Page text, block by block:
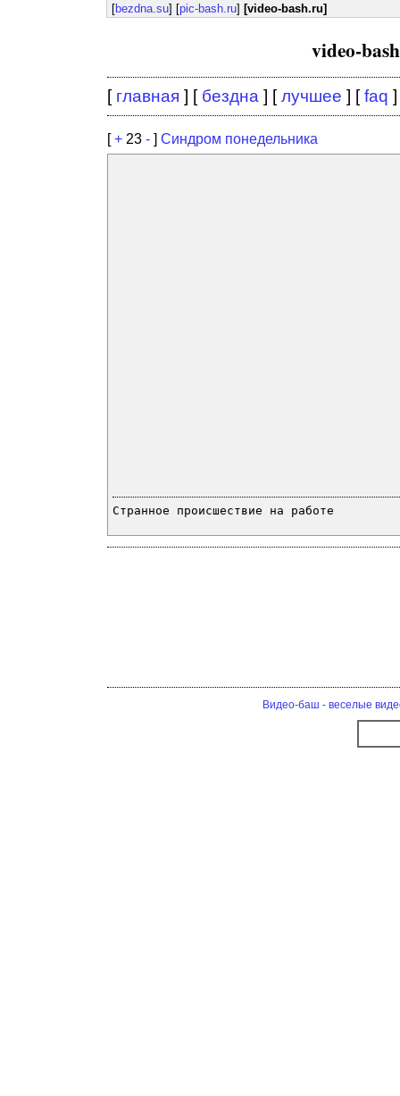
[bezdna.su] [pic-bash.ru] [video-bash.ru]
video-
[ главная ] [ бездна ] [лучшее ] [faq ]
[+ 23 - ] Синдром понедельника
Странное происшествие на работе
Видео-баш - веселые